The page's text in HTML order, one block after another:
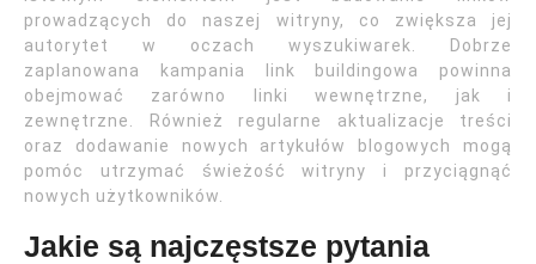
prowadzących do naszej witryny, co zwiększa jej
autorytet w oczach wyszukiwarek. Dobrze
zaplanowana kampania link buildingowa powinna
obejmować zarówno linki wewnętrzne, jak i
zewnętrzne. Również regularne aktualizacje treści
oraz dodawanie nowych artykułów blogowych mogą
pomóc utrzymać świeżość witryny i przyciągnąć
nowych użytkowników.
Jakie są najczęstsze pytania